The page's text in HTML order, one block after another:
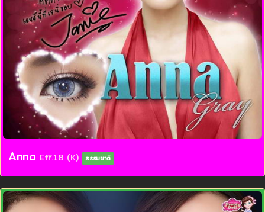
Anna Eff.18 (K) ธรรมชาติ